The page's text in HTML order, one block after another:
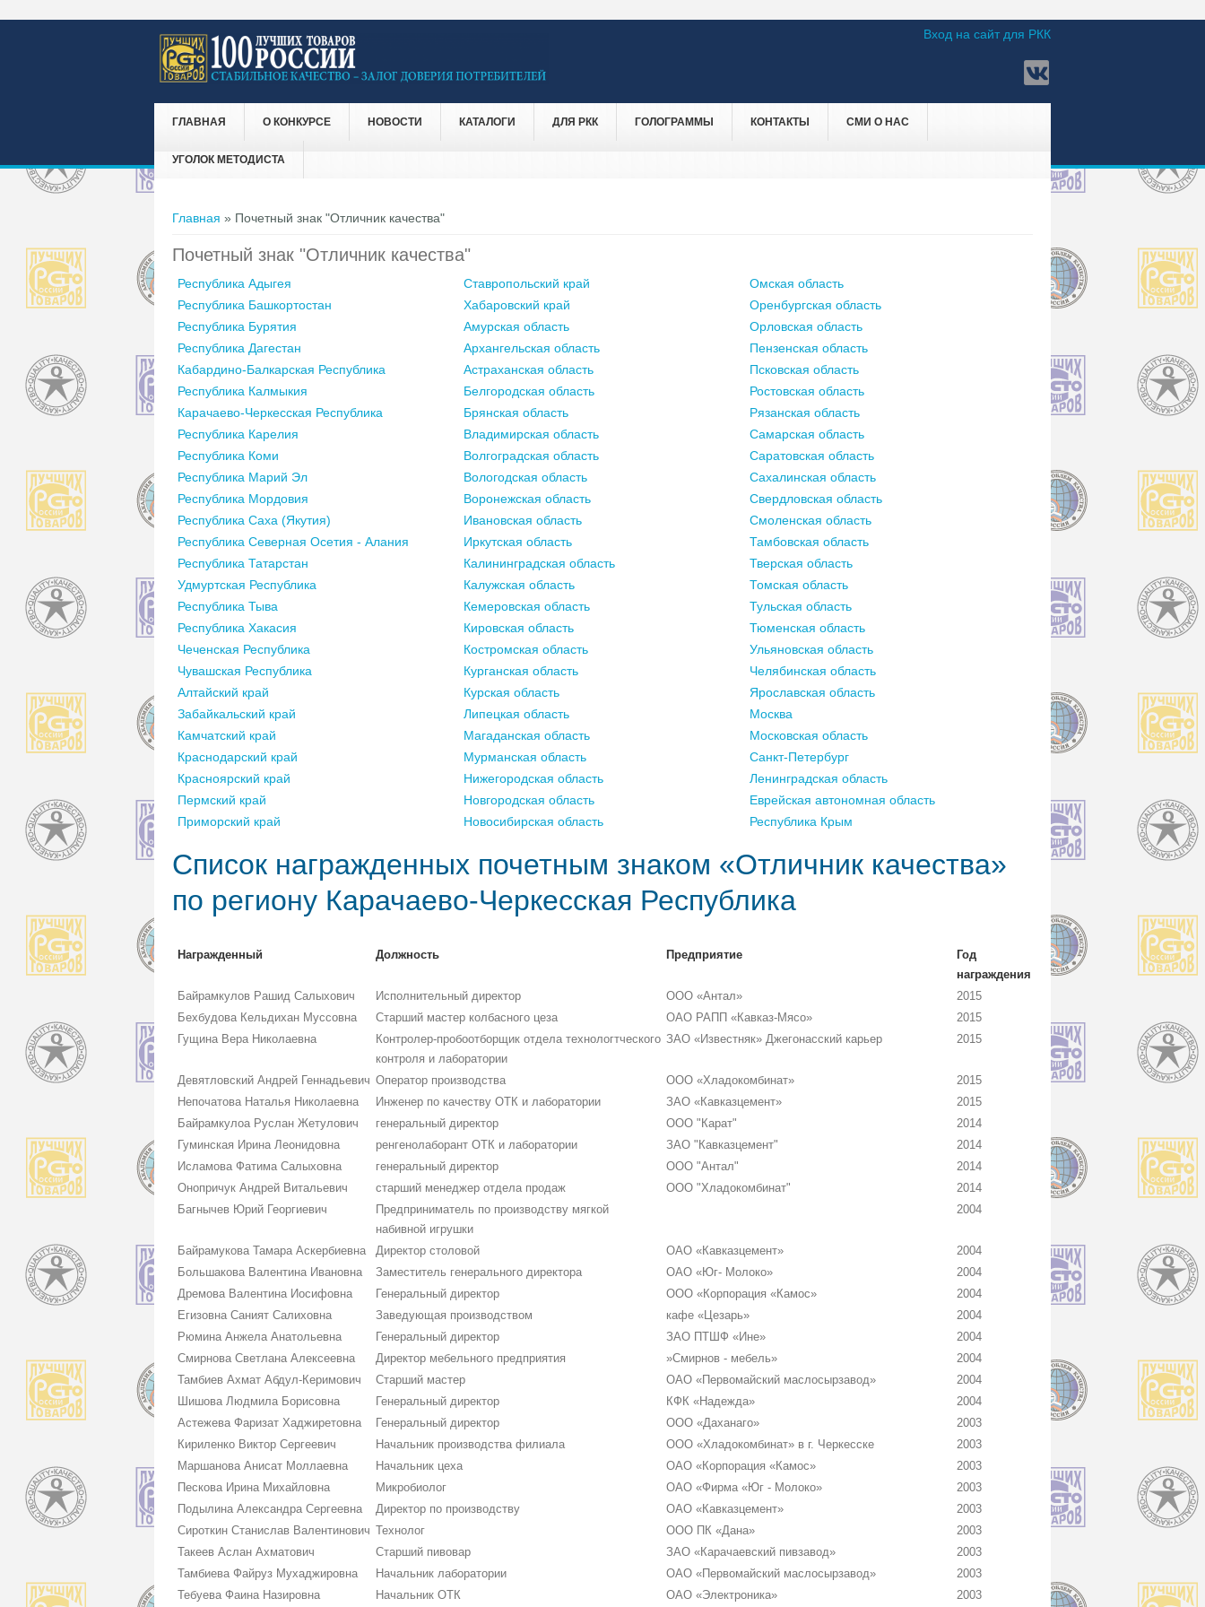
Вход на сайт для РКК
ГЛАВНАЯ О КОНКУРСЕ НОВОСТИ КАТАЛОГИ ДЛЯ РКК ГОЛОГРАММЫ КОНТАКТЫ СМИ О НАС
УГОЛОК МЕТОДИСТА
Вы здесь
Главная » Почетный знак "Отличник качества"
Почетный знак "Отличник качества"
Республика Адыгея Ставропольский край
Омская область
Республика Башкортостан
Хабаровский край
Оренбургская область
Республика Бурятия
Амурская область
Орловская область
Республика Дагестан
Архангельская область
Пензенская область
Кабардино-Балкарская Республика
Астраханская область
Псковская область
Республика Калмыкия
Белгородская область
Ростовская область
Карачаево-Черкесская Республика
Брянская область
Рязанская область
Республика Карелия
Владимирская область
Самарская область
Республика Коми
Волгоградская область
Саратовская область
Республика Марий Эл
Вологодская область
Сахалинская область
Республика Мордовия
Воронежская область
Свердловская область
Республика Саха (Якутия)
Ивановская область
Смоленская область
Республика Северная Осетия - Алания
Иркутская область
Тамбовская область
Республика Татарстан
Калининградская область
Тверская область
Удмуртская Республика
Калужская область
Томская область
Республика Тыва
Кемеровская область
Тульская область
Республика Хакасия
Кировская область
Тюменская область
Чеченская Республика
Костромская область
Ульяновская область
Чувашская Республика
Курганская область
Челябинская область
Алтайский край
Курская область
Ярославская область
Забайкальский край
Липецкая область
Москва
Камчатский край
Магаданская область
Московская область
Краснодарский край
Мурманская область
Санкт-Петербург
Красноярский край
Нижегородская область
Ленинградская область
Пермский край
Новгородская область
Еврейская автономная область
Приморский край
Новосибирская область Республика Крым
Список награжденных почетным знаком «Отличник качества»
по региону Карачаево-Черкесская Республика
Награжденный Должность Предприятие
Год
награждения
Байрамкулов Рашид Салыхович
Исполнительный директор ООО «Антал»
2015
Бехбудова Кельдихан Муссовна
Старший мастер колбасного цеза ОАО РАПП «Кавказ-Мясо»
2015
Гущина Вера Николаевна
Контролер-пробоотборщик отдела технологтческого
контроля и лаборатории
ЗАО «Известняк» Джегонасский карьер 2015
Девятловский Андрей Геннадьевич Оператор производства ООО «Хладокомбинат»
2015
Непочатова Наталья Николаевна
Инженер по качеству ОТК и лаборатории ЗАО «Кавказцемент»
2015
Байрамкулоа Руслан Жетулович
генеральный директор ООО "Карат"
2014
Гуминская Ирина Леонидовна
ренгенолаборант ОТК и лаборатории ЗАО "Кавказцемент"
2014
Исламова Фатима Салыховна
генеральный директор ООО "Антал"
2014
Онопричук Андрей Витальевич
старший менеджер отдела продаж ООО "Хладокомбинат"
2014
Багнычев Юрий Георгиевич
Предприниматель по производству мягкой
набивной игрушки
2004
Байрамукова Тамара Аскербиевна Директор столовой ОАО «Кавказцемент»
2004
Большакова Валентина Ивановна
Заместитель генерального директора ОАО «Юг- Молоко»
2004
Дремова Валентина Иосифовна
Генеральный директор ООО «Корпорация «Камос»
2004
Егизовна Саният Салиховна
Заведующая производством кафе «Цезарь»
2004
Рюмина Анжела Анатольевна
Генеральный директор ЗАО ПТШФ «Ине»
2004
Смирнова Светлана Алексеевна
Директор мебельного предприятия »Смирнов - мебель»
2004
Тамбиев Ахмат Абдул-Керимович
Старший мастер ОАО «Первомайский маслосырзавод»
2004
Шишова Людмила Борисовна
Генеральный директор КФК «Надежда»
2004
Астежева Фаризат Хаджиретовна
Генеральный директор ООО «Даханаго»
2003
Кириленко Виктор Сергеевич
Начальник производства филиала ООО «Хладокомбинат» в г. Черкесске
2003
Маршанова Анисат Моллаевна
Начальник цеха ОАО «Корпорация «Камос»
2003
Пескова Ирина Михайловна
Микробиолог ОАО «Фирма «Юг - Молоко»
2003
Подылина Александра Сергеевна
Директор по производству ОАО «Кавказцемент»
2003
Сироткин Станислав Валентинович Технолог ООО ПК «Дана»
2003
Такеев Аслан Ахматович
Старший пивовар ЗАО «Карачаевский пивзавод»
2003
Тамбиева Файруз Мухаджировна
Начальник лаборатории ОАО «Первомайский маслосырзавод»
2003
Тебуева Фаина Назировна
Начальник ОТК ОАО «Электроника» 2003